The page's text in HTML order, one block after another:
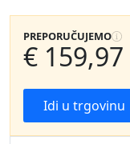
PREPORUČUJEMO
€ 159,97
Idi u trgovinu